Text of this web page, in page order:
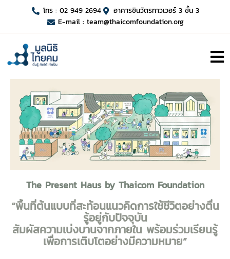
โทร : 02 949 2694
อาคารชินวัตรทาวเวอร์ 3 ชั้น 3
E-mail :team@thaicomfoundation.org
The Present Haus by Thaicom Foundation
“พื้นที่ต้นแบบที่สะท้อนแนวคิดการใช้ชีวิตอย่างตื่น
รู้อยู่กับปัจจุบัน
สัมผัสความเบ่งบานจากภายใน พร้อมร่วมเรียนรู้
เพื่อการเติบโตอย่างมีความหมาย”